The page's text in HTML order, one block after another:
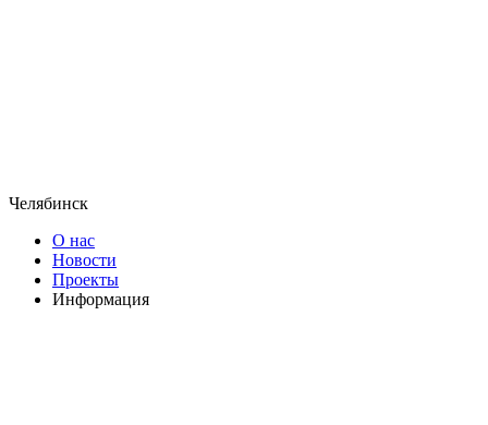
Челябинск
О нас
Новости
Проекты
Информация